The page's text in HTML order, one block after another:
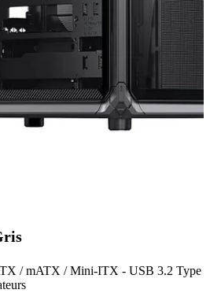
/ mATX / Mini-ITX - USB 3.2 Type